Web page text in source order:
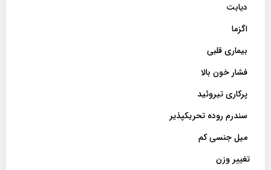
دیابت
اگزما
بیماری قلبی
فشار خون بالا
پرکاری تیروئید
سندرم روده تحریکپذیر
میل جنسی کم
تغییر وزن